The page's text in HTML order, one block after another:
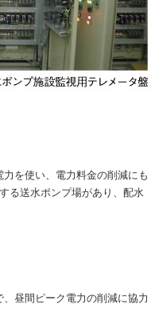
を使い、電力料金の削減にも
る送水ポンプ場があり、配水
昼間ピーク電力の削減に協力